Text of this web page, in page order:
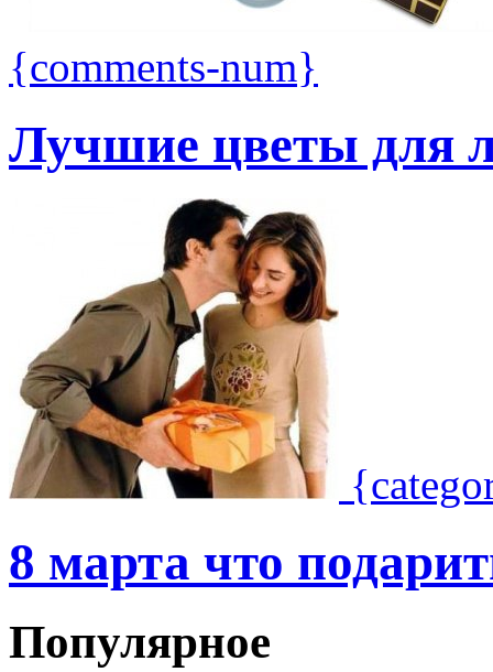
{comments-num}
Лучшие цветы для
8 марта что
Популярное